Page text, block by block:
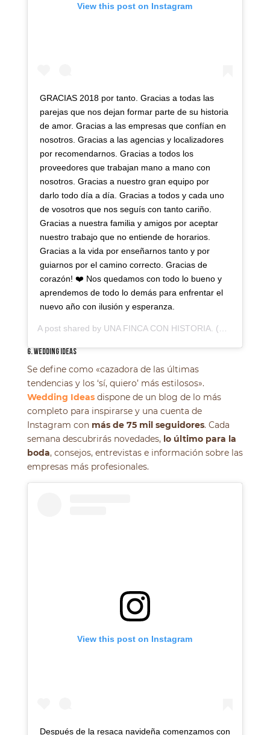
View this post on Instagram
GRACIAS 2018 por tanto. Gracias a todas las
parejas que nos dejan formar parte de su historia
de amor. Gracias a las empresas que confían en
nosotros. Gracias a las agencias y localizadores
por recomendarnos. Gracias a todos los
proveedores que trabajan mano a mano con
nosotros. Gracias a nuestro gran equipo por
darlo todo día a día. Gracias a todos y cada uno
de vosotros que nos seguís con tanto cariño.
Gracias a nuestra familia y amigos por aceptar
nuestro trabajo que no entiende de horarios.
Gracias a la vida por enseñarnos tanto y por
guiarnos por el camino correcto. Gracias de
corazón! ❤️ Nos quedamos con todo lo bueno y
aprendemos de todo lo demás para enfrentar el
nuevo año con ilusión y esperanza.
A post shared by UNA FINCA CON HISTORIA. (@fincaelcampillo) on
6. WEDDING IDEAS
Se define como «cazadora de las últimas
tendencias y los ‘sí, quiero’ más estilosos».
Wedding Ideasdispone de un blog de lo más
completo para inspirarse y una cuenta de
Instagram con más de 75 mil seguidores. Cada
semana descubrirás novedades, lo último para la
boda, consejos, entrevistas e información sobre las
empresas más profesionales.
View this post on Instagram
Después de la resaca navideña comenzamos con